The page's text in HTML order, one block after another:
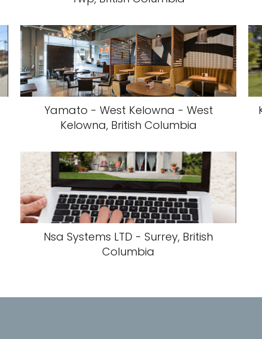
Yamato - West Kelowna - West
Kelowna, British Columbia
Nsa Systems LTD - Surrey, British
Columbia